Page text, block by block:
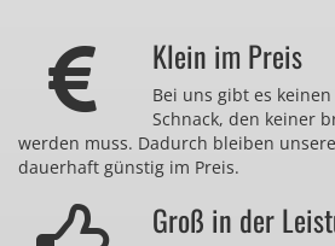
Klein im Preis
Bei uns gibt es
Schnack, den keiner
werden muss. Dadurch bleiben
dauerhaft günstig im Preis.
Groß in der